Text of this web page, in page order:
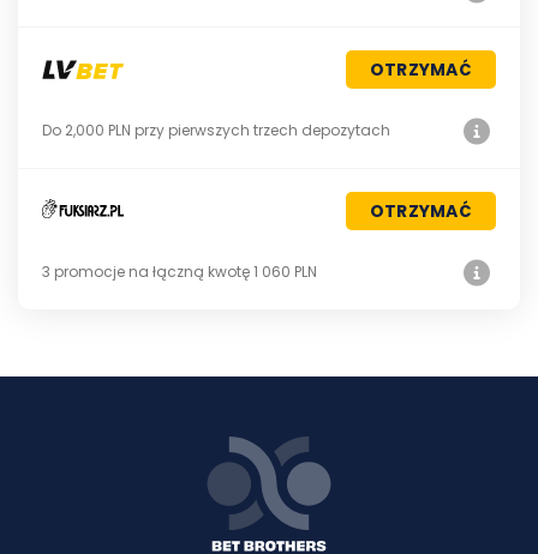
OTRZYMAĆ
Do 2,000 PLN przy pierwszych trzech depozytach
OTRZYMAĆ
3 promocje na łączną kwotę 1 060 PLN